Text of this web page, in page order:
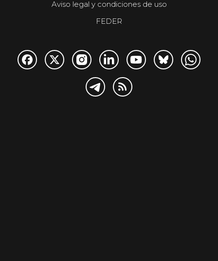
Aviso legal y condiciones de uso
FEDER